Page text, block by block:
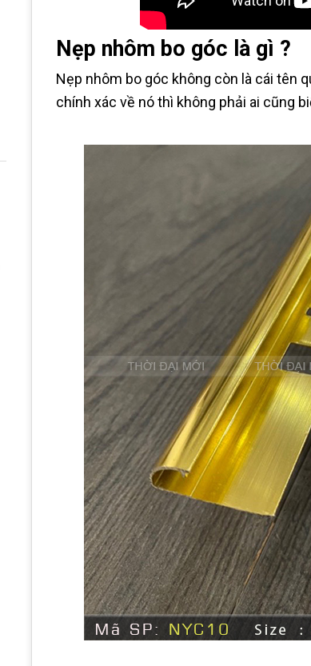
Nẹp nhôm bo góc là gì ?
Nẹp nhôm bo góc không còn là cái tên
chính xác về nó thì không phải ai cũng